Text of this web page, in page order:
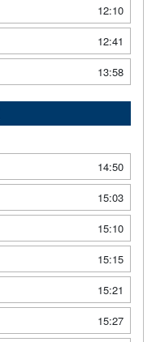
12:10
12:41
13:58
14:50
15:03
15:10
15:15
15:21
15:27